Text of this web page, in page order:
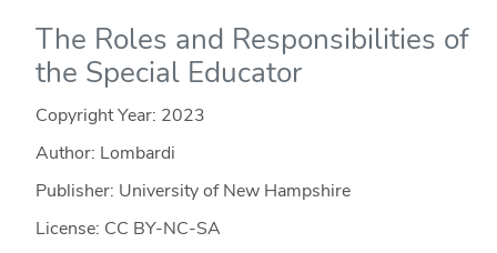
The Roles and Responsibilities of
the Special Educator
Copyright Year: 2023
Author: Lombardi
Publisher: University of New Hampshire
License: CC BY-NC-SA